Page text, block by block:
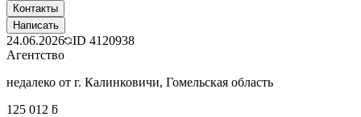
Контакты
Написать
24.06.2026 ID 4120938
Агентство
недалеко от г. Калинковичи, Гомельская область
125 012 ƃ